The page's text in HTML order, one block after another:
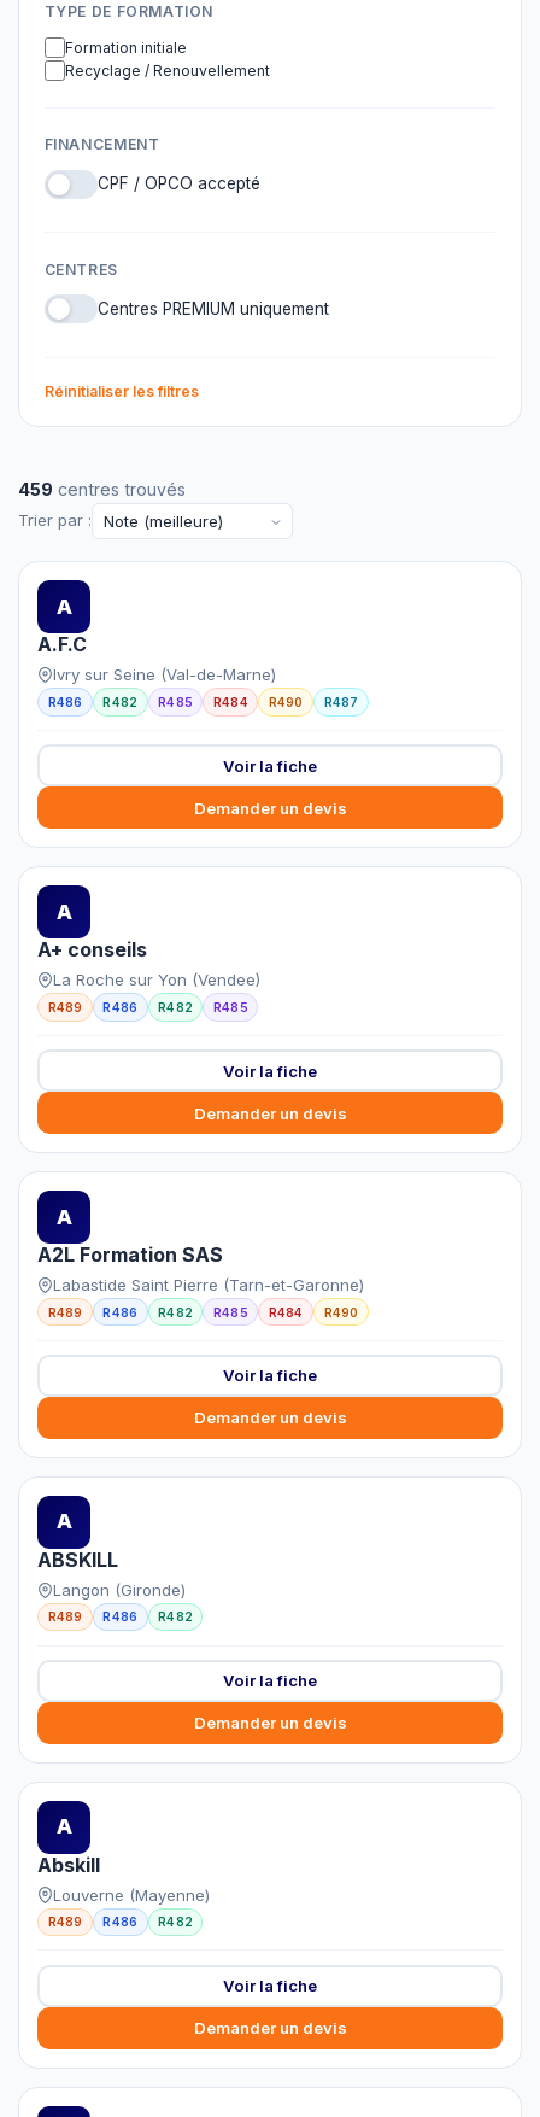
TYPE DE FORMATION
Formation initiale
Recyclage / Renouvellement
FINANCEMENT
CPF / OPCO accepté
CENTRES
Centres PREMIUM uniquement
Réinitialiser les filtres
459 centres trouvés
Trier par :
A
A.F.C
Ivry sur Seine (Val-de-Marne)
R486 R482 R485 R484 R490 R487
Voir la fiche
Demander un devis
A
A+ conseils
La Roche sur Yon (Vendee)
R489 R486 R482 R485
Voir la fiche
Demander un devis
A
A2L Formation SAS
Labastide Saint Pierre (Tarn-et-Garonne)
R489 R486 R482 R485 R484 R490
Voir la fiche
Demander un devis
A
ABSKILL
Langon (Gironde)
R489 R486 R482
Voir la fiche
Demander un devis
A
Abskill
Louverne (Mayenne)
R489 R486 R482
Voir la fiche
Demander un devis